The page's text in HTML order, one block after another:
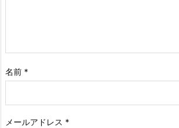
名前 *
メールアドレス *